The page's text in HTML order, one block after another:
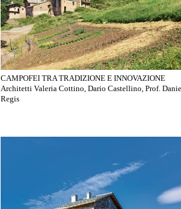
CAMPOFEI TRA TRADIZIONE E INNOVAZIONE
Architetti Valeria Cottino, Dario Castellino, Prof.
Regis